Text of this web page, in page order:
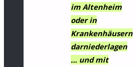
im Altenheim
oder in
Krankenhäusern
darniederlagen
… und mit